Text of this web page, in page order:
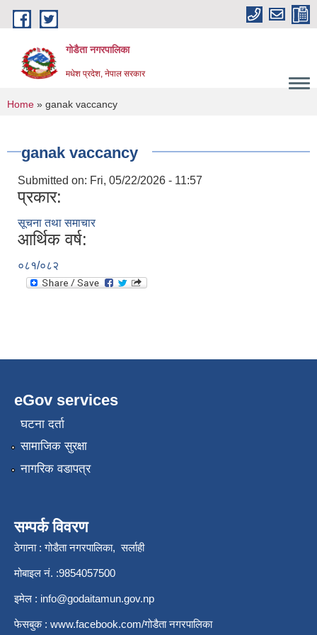
Skip to main content
गोडैता नगरपालिका
मधेश प्रदेश, नेपाल सरकार
You are here
Home » ganak vaccancy
ganak vaccancy
Submitted on: Fri, 05/22/2026 - 11:57
प्रकार:
सूचना तथा समाचार
आर्थिक वर्ष:
०८१/०८२
eGov services
घटना दर्ता
सामाजिक सुरक्षा
नागरिक वडापत्र
सम्पर्क विवरण
ठेगाना : गोडैता नगरपालिका, सर्लाही
मोबाइल नं. :9854057500
इमेल : info@godaitamun.gov.np
फेसबुक : www.facebook.com/गोडैता नगरपालिका